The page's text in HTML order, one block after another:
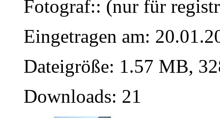
Fotograf:: (nur für
Eingetragen am:
Dateigröße: 1.57 MB,
Downloads: 21